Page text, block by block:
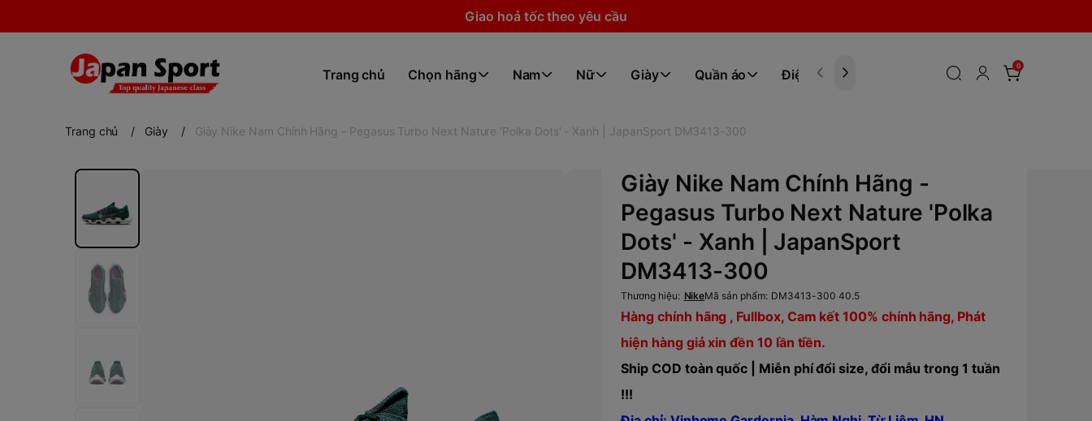
Giao hoả tốc theo yêu cầu
Trang chủ Chọn hãng Nam Nữ Giày Quần áo Điện tử
0
Trang chủ / Giày / Giày Nike Nam Chính Hãng - Pegasus Turbo Next Nature 'Polka Dots' - Xanh | JapanSport DM3413-300
Giày Nike Nam Chính Hãng -
Pegasus Turbo Next Nature 'Polka
Dots' - Xanh | JapanSport
DM3413-300
Thương hiệu: NikeMã sản phẩm: DM3413-300 40.5
Hàng chính hãng , Fullbox, Cam kết 100% chính hãng, Phát
hiện hàng giả xin đền 10 lần tiền.
Ship COD toàn quốc | Miễn phí đổi size, đổi mẫu trong 1 tuần
!!!